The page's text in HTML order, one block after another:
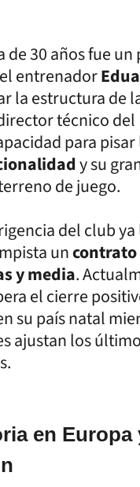
de 30 años fue un
entrenador
la estructura de
técnico
para pisar
y su
de juego.
del club
un
y media.
el cierre
su país natal
ajustan los
en Europa